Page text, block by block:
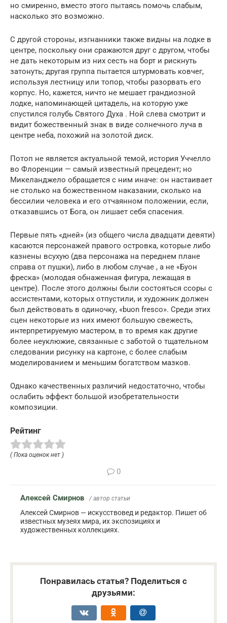
но смиренно, вместо этого пытаясь помочь слабым,
насколько это возможно.
С другой стороны, изгнанники также видны на лодке в
центре, поскольку они сражаются друг с другом, чтобы
не дать некоторым из них сесть на борт и рискнуть
затонуть; другая группа пытается штурмовать ковчег,
используя лестницу или топор, чтобы разорвать его
корпус. Но, кажется, ничто не мешает грандиозной
лодке, напоминающей цитадель, на которую уже
спустился голубь Святого Духа . Ной слева смотрит и
видит божественный знак в виде солнечного луча в
центре неба, похожий на золотой диск.
Потоп не является актуальной темой, история Уччелло
во Флоренции — самый известный прецедент; но
Микеланджело обращается с ним иначе: он настаивает
не столько на божественном наказании, сколько на
бессилии человека и его отчаянном положении, если,
отказавшись от Бога, он лишает себя спасения.
Первые пять «дней» (из общего числа двадцати девяти)
касаются персонажей правого островка, которые либо
казнены всухую (два персонажа на переднем плане
справа от пушки), либо в любом случае , а не «Буон
фреска» (молодая обнаженная фигура, лежащая в
центре). После этого должны были состояться ссоры с
ассистентами, которых отпустили, и художник должен
был действовать в одиночку, «buon fresco». Среди этих
сцен некоторые из них имеют большую свежесть,
интерпретируемую мастером, в то время как другие
более неуклюжие, связанные с заботой о тщательном
следовании рисунку на картоне, с более слабым
моделированием и меньшим богатством мазков.
Однако качественных различий недостаточно, чтобы
ослабить эффект большой изобретательности
композиции.
Рейтинг
( Пока оценок нет )
0
Алексей Смирнов / автор статьи
Алексей Смирнов — искусствовед и редактор. Пишет об
известных музеях мира, их экспозициях и
художественных коллекциях.
Понравилась статья? Поделиться с
друзьями: